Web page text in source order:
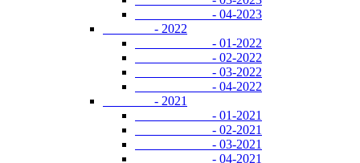
- 04-2023
- 2022
- 01-2022
- 02-2022
- 03-2022
- 04-2022
- 2021
- 01-2021
- 02-2021
- 03-2021
- 04-2021